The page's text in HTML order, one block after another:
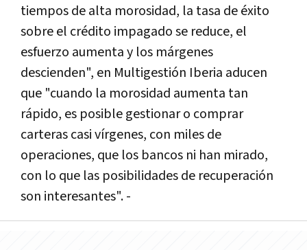
tiempos de alta morosidad, la tasa de éxito
sobre el crédito impagado se reduce, el
esfuerzo aumenta y los márgenes
descienden", en Multigestión Iberia aducen
que "cuando la morosidad aumenta tan
rápido, es posible gestionar o comprar
carteras casi ví­rgenes, con miles de
operaciones, que los bancos ni han mirado,
con lo que las posibilidades de recuperación
son interesantes". -